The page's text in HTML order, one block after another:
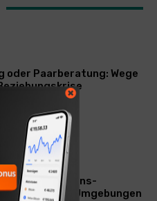
oder Paarberatung: Wege
startet
Operations-
für Zscaler-Umgebungen